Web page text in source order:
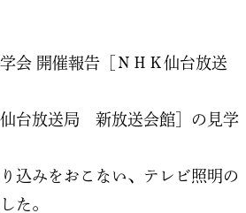
開催報告［ＮＨＫ仙台放送
仙台放送局 新放送会館］の見学
込みをおこない、テレビ照明の
た。